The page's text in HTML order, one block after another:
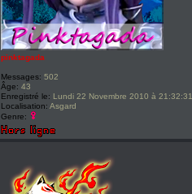
pinktagada
Messages: 502
Âge: 43
Enregistré le: Lundi 22 Novembre 2010 à 21:32:31
Localisation: Asgard
Genre: